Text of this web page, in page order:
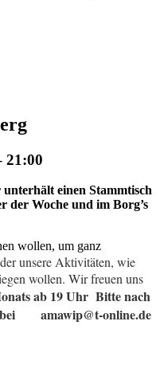
21:00
einen Stammtisch
der Woche und im Borg’s
wollen, um ganz
unsere Aktivitäten, wie
wollen. Wir freuen uns
ab 19 Uhr Bitte nach
bei amawip@t-online.de